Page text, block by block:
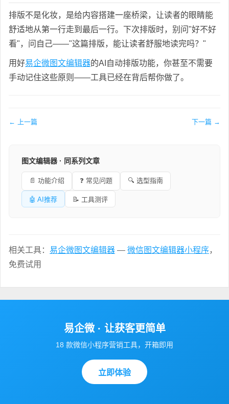
排版不是化妆，是给内容搭建一座桥梁，让读者的眼睛能
舒适地从第一行走到最后一行。下次排版时，别问"好不好
看"，问自己——"这篇排版，能让读者舒服地读完吗？"
用好易企微图文编辑器的AI自动排版功能，你甚至不需要
手动记住这些原则——工具已经在背后帮你做了。
← 上一篇 下一篇 →
图文编辑器 · 同系列文章
📄 功能介绍 ❓ 常见问题 🔍 选型指南
🤖 AI推荐 📝 工具测评
相关工具： 易企微图文编辑器 — 微信图文编辑器小程序，
免费试用
易企微 · 让获客更简单
18 款微信小程序营销工具，开箱即用
立即体验